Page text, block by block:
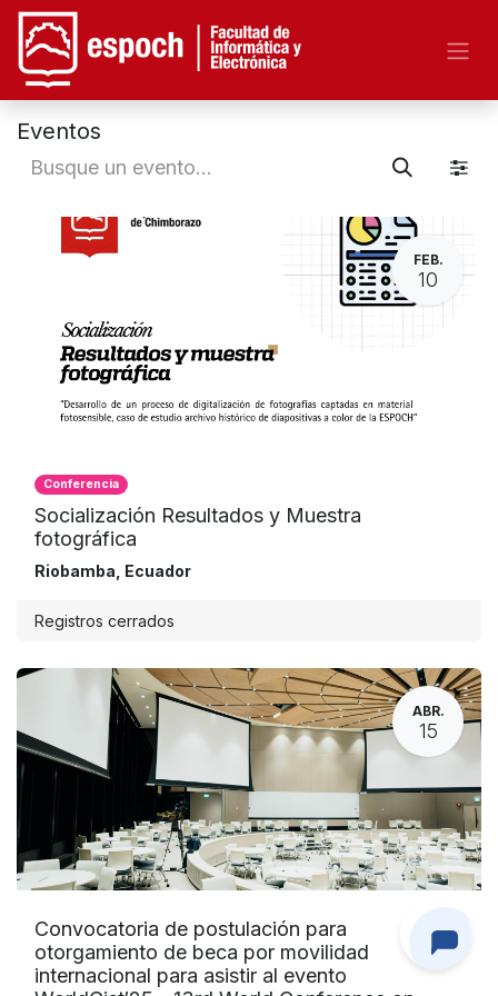
Eventos
FEB.
10
Conferencia
Socialización Resultados y Muestra
fotográfica
Riobamba Ecuador
Registros cerrados
ABR.
15
Convocatoria de postulación para
otorgamiento de beca por movilidad
internacional para asistir al evento